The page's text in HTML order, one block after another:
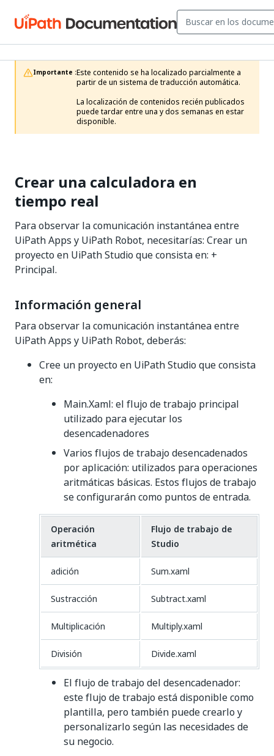
Importante :Este contenido se ha localizado parcialmente a
partir de un sistema de traducción automática.
La localización de contenidos recién publicados
puede tardar entre una y dos semanas en estar
disponible.
Crear una calculadora en
tiempo real
Para observar la comunicación instantánea entre
UiPath Apps y UiPath Robot, necesitarías: Crear un
proyecto en UiPath Studio que consista en: +
Principal.
Información general
Para observar la comunicación instantánea entre
UiPath Apps y UiPath Robot, deberás:
Cree un proyecto en UiPath Studio que consista
en:
Main.Xaml: el flujo de trabajo principal
utilizado para ejecutar los
desencadenadores
Varios flujos de trabajo desencadenados
por aplicación: utilizados para operaciones
aritmáticas básicas. Estos flujos de trabajo
se configurarán como puntos de entrada.
Operación
aritmética
Flujo de trabajo de
Studio
adición Sum.xaml
Sustracción Subtract.xaml
Multiplicación Multiply.xaml
División Divide.xaml
El flujo de trabajo del desencadenador:
este flujo de trabajo está disponible como
plantilla, pero también puede crearlo y
personalizarlo según las necesidades de
su negocio.